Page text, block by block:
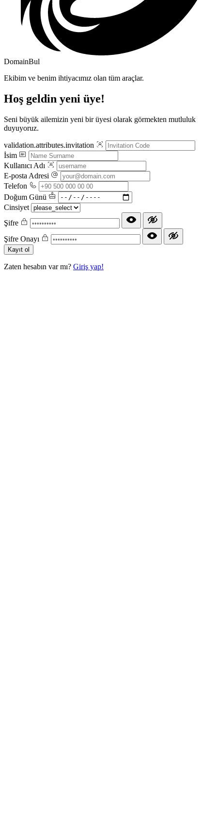
DomainBul
Ekibim ve benim ihtiyacımız olan tüm araçlar.
Hoş geldin yeni üye!
Seni büyük ailemizin yeni bir üyesi olarak görmekten mutluluk
duyuyoruz.
validation.attributes.invitation
İsim
Kullanıcı Adı
E-posta Adresi
Telefon
Doğum Günü
Cinsiyet
Şifre
Şifre Onayı
Kayıt ol
Zaten hesabın var mı? Giriş yap!